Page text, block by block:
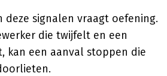
deze signalen vraagt oefening.
die twijfelt en een
kan een aanval stoppen die